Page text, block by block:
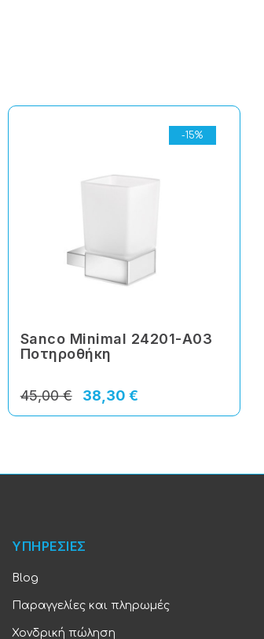
-15%
Sanco Minimal 24201-Α03
Ποτηροθήκη
38,30 €
45,00 €
ΥΠΗΡΕΣΙΕΣ
Blog
Παραγγελίες και πληρωμές
Χονδρική πώληση